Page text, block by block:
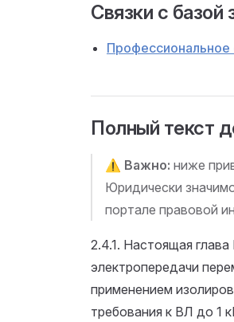
Связки с базой
Профессиональное
Полный текст
⚠️ Важно: ниже
Юридически
портале правовой
2.4.1. Настоящая
электропередачи
применением
требования к ВЛ до 1